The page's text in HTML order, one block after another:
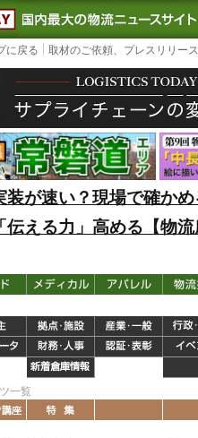
LOGISTICS TODAY｜国内
に戻る 取材のご依頼、プレスリリー
装が速い？現場で確か
伝える力」高める【物
一覧